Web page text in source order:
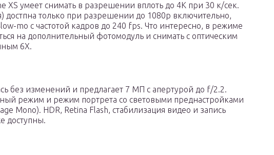
XS умеет снимать в разрешении вплоть до 4К при 30 к/сек.
достпна только при разрешении до 1080р включительно,
mo с частотой кадров до 240 fps. Что интересно, в режиме
на дополнительный фотомодуль и снимать с оптическим
6Х.
без изменений и предлагает 7 МП с апертурой до f/2.2.
режим и режим портрета со световыми преднастройками
Mono). HDR, Retina Flash, стабилизация видео и запись
доступны.